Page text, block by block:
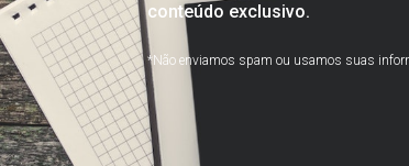
conteúdo exclusivo.
*Não enviamos spam ou usamos suas